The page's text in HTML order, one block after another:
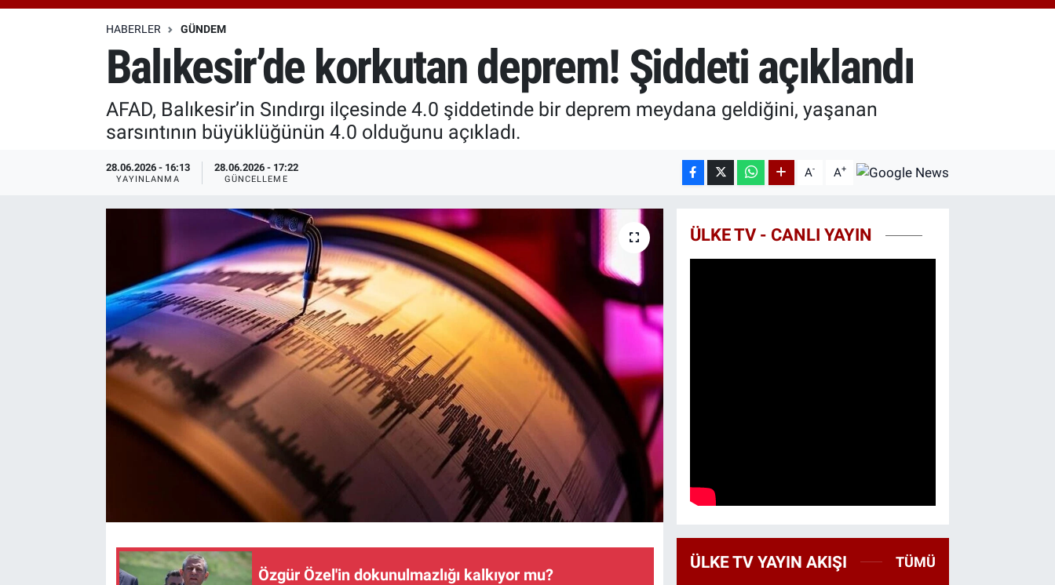
64.927,78
%1.32
HABERLER GÜNDEM
Balıkesir’de korkutan deprem! Şiddeti açıklandı
AFAD, Balıkesir’in Sındırgı ilçesinde 4.0 şiddetinde bir deprem meydana geldiğini, yaşanan
sarsıntının büyüklüğünün 4.0 olduğunu açıkladı.
28.06.2026 - 16:13
YAYINLANMA
28.06.2026 - 17:22
GÜNCELLEME A- A+
Özgür Özel'in dokunulmazlığı kalkıyor mu?
ÜLKE TV - CANLI YAYIN
ÜLKE TV YAYIN AKIŞI TÜMÜ
Özel Haberler
Özel Haberler
Haber Arşivi